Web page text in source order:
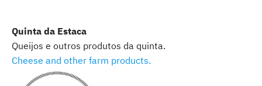
Quinta da Estaca
Queijos e outros produtos da quinta.
Cheese and other farm products.